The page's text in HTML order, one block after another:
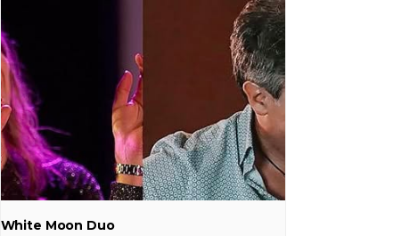
White Moon Duo